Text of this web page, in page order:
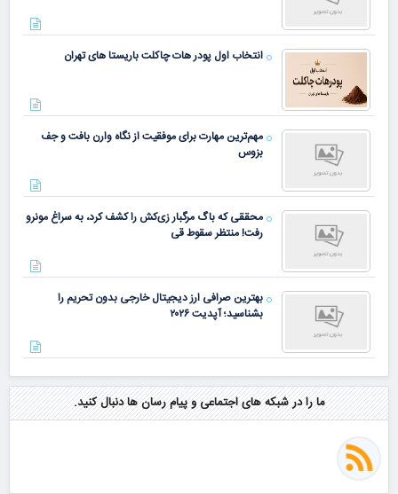
انتخاب اول پودر هات چاکلت باریستا های تهران
مهم‌ترین مهارت برای موفقیت از نگاه وارن بافت و جف
بزوس
محققی که باگ مرگبار زی‌کش را کشف کرد، به سراغ مونرو
رفت! منتظر سقوط قی
بهترین صرافی ارز دیجیتال خارجی بدون تحریم را
بشناسید؛ آپدیت ۲۰۲۶
ما را در شبکه های اجتماعی و پیام رسان ها دنبال کنید.